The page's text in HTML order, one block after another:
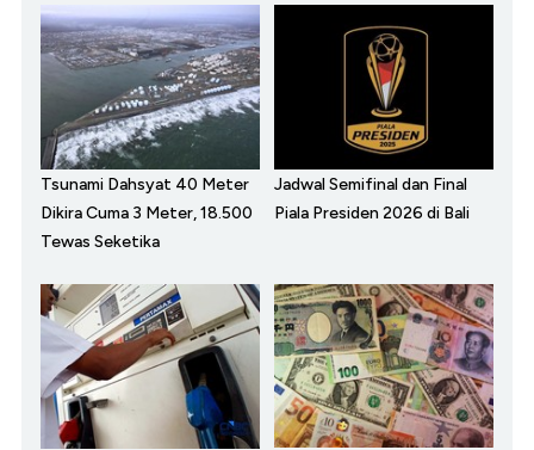
Tsunami Dahsyat 40 Meter
Dikira Cuma 3 Meter, 18.500
Tewas Seketika
Jadwal Semifinal dan Final
Piala Presiden 2026 di Bali